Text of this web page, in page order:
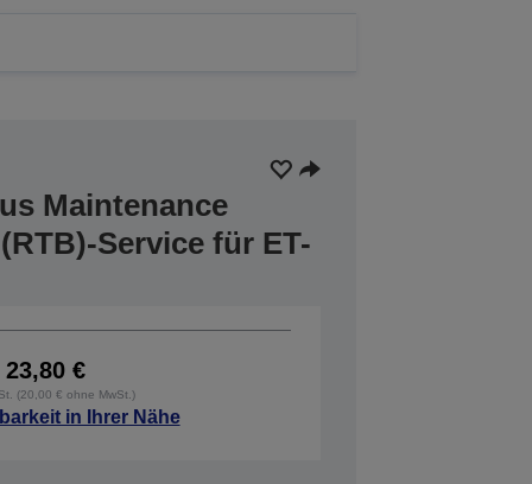
Maintenance
Service für ET-
23,80 €
(20,00 € ohne MwSt.)
in Ihrer Nähe